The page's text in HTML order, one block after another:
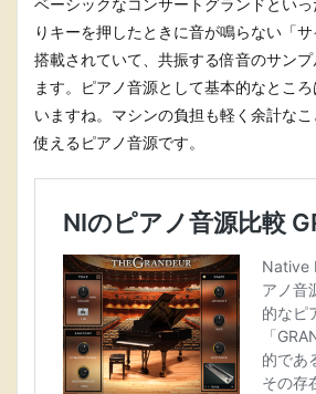
レ
ー
ヤ
ー
ベーシックなコンサートグランドといっ
りキーを押したときに音が鳴らない「
搭載されていて、共振する倍音のサン
ます。ピアノ音源として基本的なとこ
いますね。マシンの負担も軽く余計な
使えるピアノ音源です。